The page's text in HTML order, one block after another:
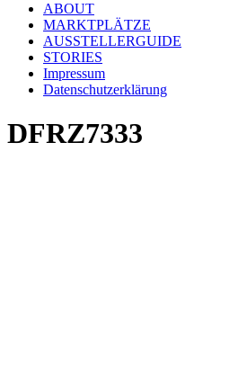
ABOUT
MARKTPLÄTZE
AUSSTELLERGUIDE
STORIES
Impressum
Datenschutzerklärung
DFRZ7333